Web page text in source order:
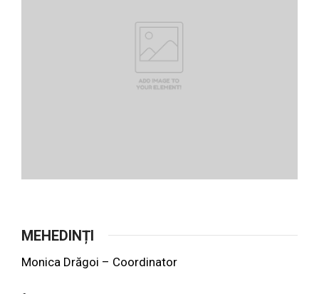
MEHEDINȚI
Monica Drăgoi – Coordinator